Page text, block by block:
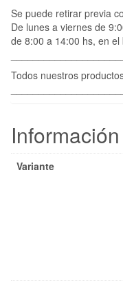
Se puede retirar previa
De lunes a viernes de
de 8:00 a 14:00 hs, en
Todos nuestros
Variante